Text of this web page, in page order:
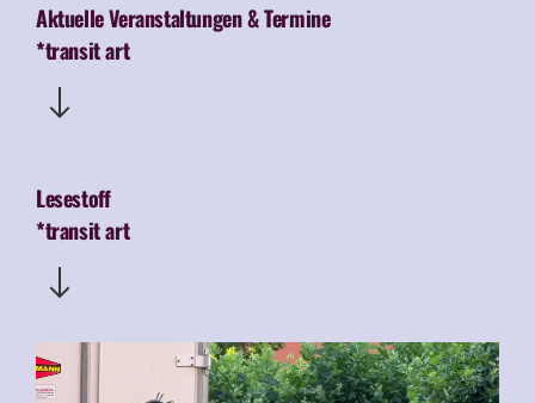
Aktuelle Veranstaltungen & Termine
*transit art
Lesestoff
*transit art